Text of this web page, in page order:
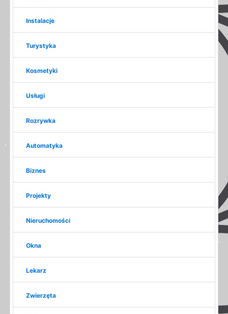
Instalacje
Turystyka
Kosmetyki
Usługi
Rozrywka
Automatyka
Biznes
Projekty
Nieruchomości
Okna
Lekarz
Zwierzęta